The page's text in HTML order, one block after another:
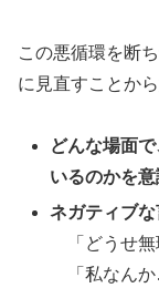
この悪循環を断
に見直すことか
どんな場面
いるのかを意
ネガティブ
「どうせ無
「私なんか